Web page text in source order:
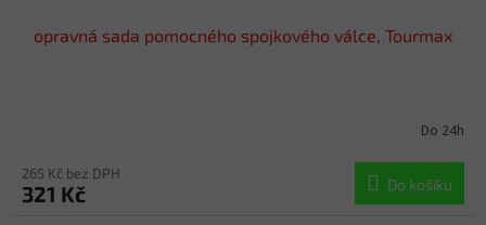
opravná sada pomocného spojkového válce, Tourmax
Do 24h
265 Kč bez DPH
321 Kč Do košíku